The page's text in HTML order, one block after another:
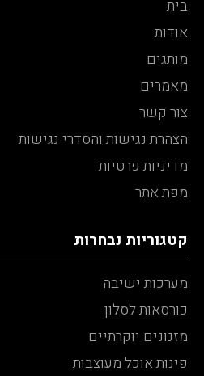
בית
אודות
מותגים
מאמרים
צור קשר
הצהרת נגישות והסדרי נגישות
מדיניות פרטיות
מפת אתר
קטגוריות נבחרות
מערכות ישיבה
כורסאות לסלון
מזנונים יוקרתיים
פינות אוכל מעוצבות